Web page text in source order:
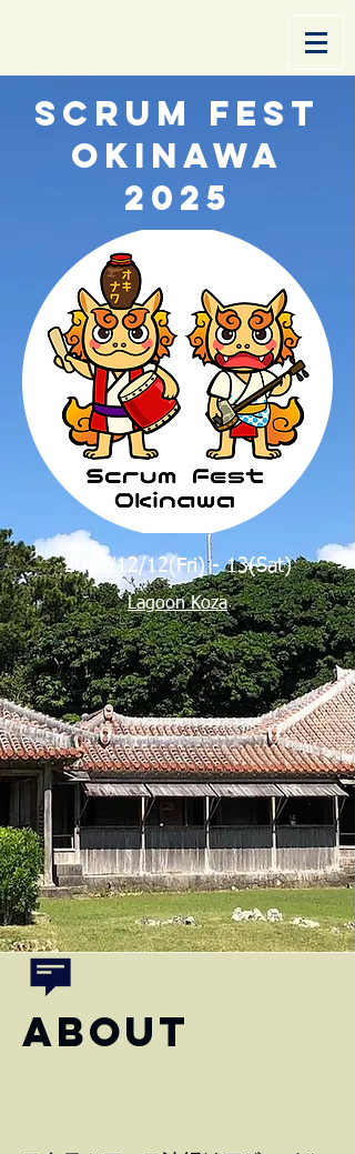
SCRUM FEST
OKINAWA
2025
2025/12/12(Fri) - 13(Sat)
Lagoon Koza
about